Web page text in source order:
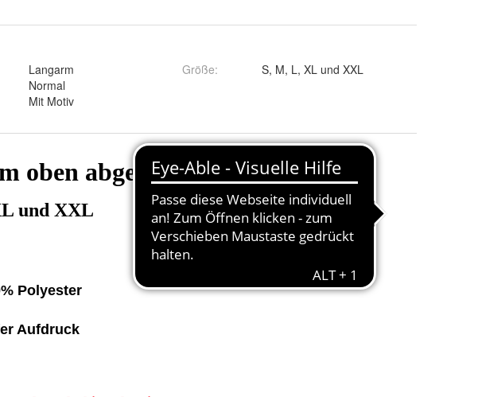
Langarm
Normal
Mit Motiv
Größe: S, M, L, XL und XXL